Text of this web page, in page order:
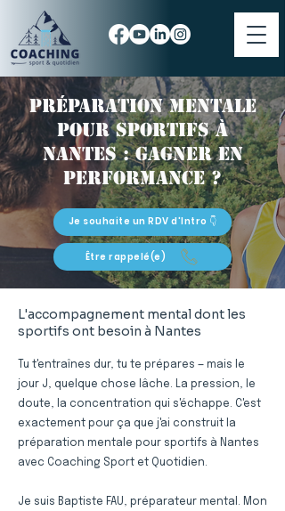
Préparation mentale
pour sportifs à
Nantes : gagner en
performance ?
Je souhaite un RDV d'Intro 👇
Être rappelé(e)
L'accompagnement mental dont les
sportifs ont besoin à Nantes
Tu t'entraînes dur, tu te prépares — mais le
jour J, quelque chose lâche. La pression, le
doute, la concentration qui s'échappe. C'est
exactement pour ça que j'ai construit la
préparation mentale pour sportifs à Nantes
avec Coaching Sport et Quotidien.
Je suis Baptiste FAU, préparateur mental. Mon